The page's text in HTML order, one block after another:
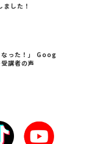
した！
なった！」 Goog
講者の声